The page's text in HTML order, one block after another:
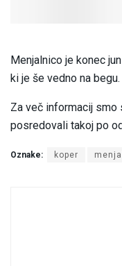
Menjalnico je konec
ki je še vedno na begu.
Za več informacij smo
posredovali takoj po
Oznake: koper